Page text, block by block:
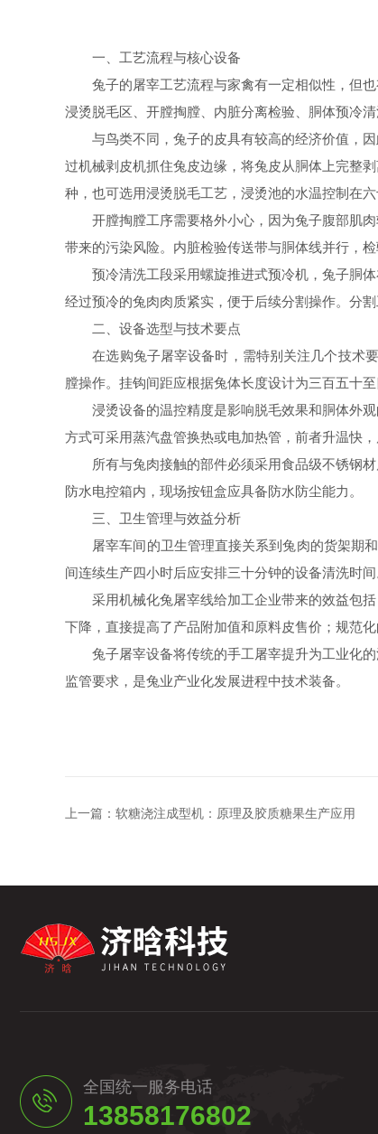
一、工艺流程与核心设备
兔子的屠宰工艺流程与家禽有一定相似性，但也
浸烫脱毛区、开膛掏膛、内脏分离检验、胴体预冷清
与鸟类不同，兔子的皮具有较高的经济价值，因
过机械剥皮机抓住兔皮边缘，将兔皮从胴体上完整
种，也可选用浸烫脱毛工艺，浸烫池的水温控制在
开膛掏膛工序需要格外小心，因为兔子腹部肌肉
带来的污染风险。内脏检验传送带与胴体线并行，
预冷清洗工段采用螺旋推进式预冷机，兔子胴体
经过预冷的兔肉肉质紧实，便于后续分割操作。分
二、设备选型与技术要点
在选购兔子屠宰设备时，需特别关注几个技术要
膛操作。挂钩间距应根据兔体长度设计为三百五十
浸烫设备的温控精度是影响脱毛效果和胴体外观
方式可采用蒸汽盘管换热或电加热管，前者升温快，
所有与兔肉接触的部件必须采用食品级不锈钢材
防水电控箱内，现场按钮盒应具备防水防尘能力。
三、卫生管理与效益分析
屠宰车间的卫生管理直接关系到兔肉的货架期和
间连续生产四小时后应安排三十分钟的设备清洗时
采用机械化兔屠宰线给加工企业带来的效益包括
下降，直接提高了产品附加值和原料皮售价；规范
兔子屠宰设备将传统的手工屠宰提升为工业化的
监管要求，是兔业产业化发展进程中技术装备。
上一篇： 软糖浇注成型机：原理及胶质糖果生产应用
全国统一服务电话
13858176802